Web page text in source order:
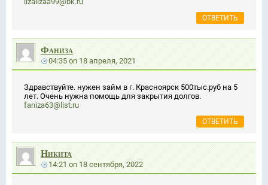
ОТВЕТИТЬ
Фаниза
04:35on18 апреля, 2021
Здравствуйте. нужен займ в г. Красноярск 500тыс.руб на 5
лет. Очень нужна помощь для закрытия долгов.
faniza63@list.ru
ОТВЕТИТЬ
Никита
14:21on18 сентября, 2022